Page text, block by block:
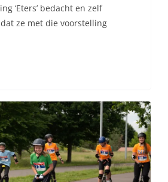
‘Eters’ bedacht en zelf
ze met die voorstelling